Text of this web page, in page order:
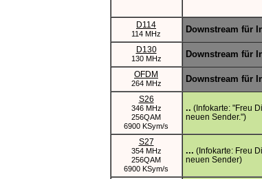
D114
114 MHz Downstream für
D130
130 MHz Downstream für
OFDM
264 MHz Downstream für
S26
346 MHz
256QAM
6900 KSym/s
.. (Infokarte: "Freu
neuen Sender.")
S27
354 MHz
256QAM
6900 KSym/s
... (Infokarte: Freu
neuen Sender)